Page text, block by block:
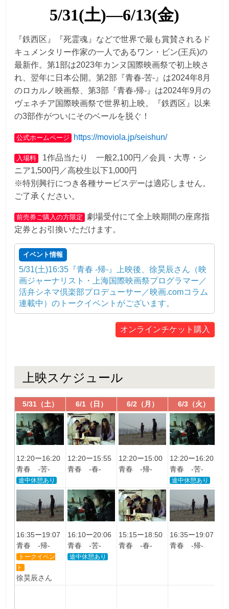
5/31(土)―6/13(金)
『鉄西区』『死霊魂』などで世界で最も賞賛されるド
キュメンタリー作家の一人であるワン・ビン(王兵)の
最新作。第1部は2023年カンヌ国際映画祭で初上映さ
れ、翌年に日本公開。第2部『青春-苦-』は2024年8月
のロカルノ映画祭、第3部『青春-帰-』は2024年9月の
ヴェネチア国際映画祭で世界初上映。『鉄西区』以来
の3部作がついにそのベールを脱ぐ！
公式ホームページ https://moviola.jp/seishun/
入場料
1作品当たり 一般2,100円／会員・大専・シ
ニア1,500円／高校生以下1,000円
※特別興行につき各種サービスデーは適応しません。
ご了承ください。
前売券ご購入の方限定
劇場受付にて全上映期間の座席指
定券とお引換いただけます。
イベント情報
5/31(土)16:35『青春 -帰-』上映後、徐昊辰さん（映
画ジャーナリスト・上海国際映画祭プログラマー／
活弁シネマ倶楽部プロデューサー／映画.comコラム
連載中）のトークイベントがございます。
オンラインチケット購入
上映スケジュール
5/31（土） 6/1（日） 6/2（月） 6/3（火）
12:20ー16:20
青春 -苦-
途中休憩あり
12:20ー15:55
青春 -春-
12:20ー15:00
青春 -帰-
12:20ー16:20
青春 -苦-
途中休憩あり
16:35ー19:07
青春 -帰-
トークイベン
ト
徐昊辰さん
16:10ー20:06
青春 -苦-
途中休憩あり
15:15ー18:50
青春 -春-
16:35ー19:07
青春 -帰-